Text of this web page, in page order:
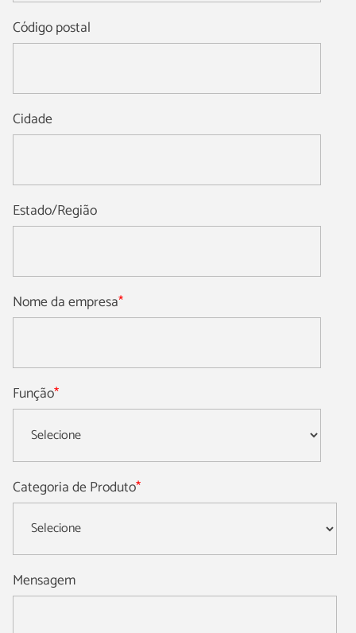
Código postal
Cidade
Estado/Região
Nome da empresa*
Função*
Categoria de Produto*
Mensagem